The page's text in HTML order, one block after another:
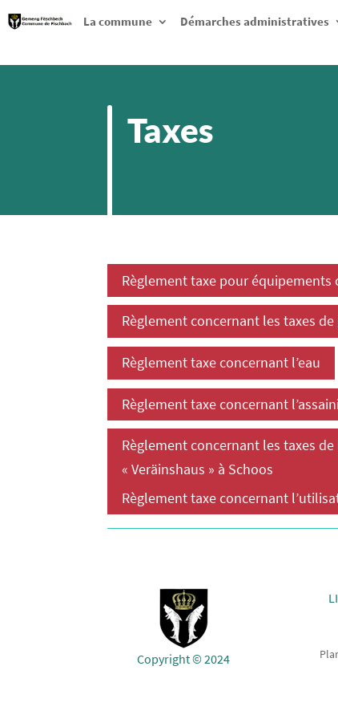
La commune Démarches administratives
Taxes
Règlement taxe pour équipements
Règlement concernant les taxes
Règlement taxe concernant l’eau
Règlement taxe concernant
Règlement concernant les taxes
« Veräinshaus » à Schoos
Règlement taxe concernant
Copyright © 2024